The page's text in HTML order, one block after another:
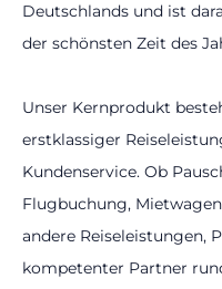
Deutschlands und ist
der schönsten Zeit des
Unser Kernprodukt
erstklassiger
Kundenservice. Ob
Flugbuchung,
andere Reiseleistungen,
kompetenter Partner